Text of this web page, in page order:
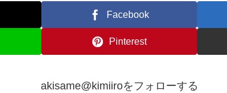
Facebook
Pinterest
akisame@kimiiroをフォローする